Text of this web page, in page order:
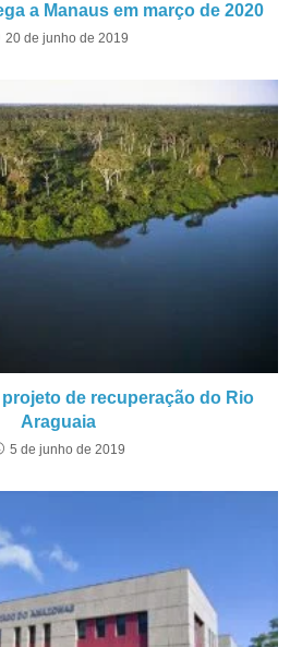
a Manaus em março de 2020
20 de junho de 2019
de recuperação do Rio
Araguaia
5 de junho de 2019